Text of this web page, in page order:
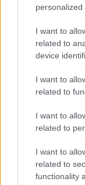
personalized
I want to
related to
device
I want to
related to
I want to
related to
I want to
related to
functionality
Continua